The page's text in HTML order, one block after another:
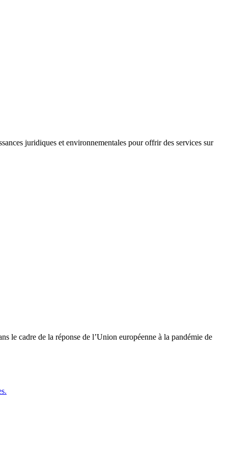
juridiques et environnementales pour offrir des services sur
le cadre de la réponse de l’Union européenne à la pandémie de